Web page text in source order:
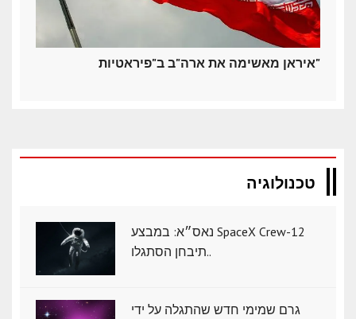
איראן מאשימה את ארה"ב ב"פיראטיות"
טכנולוגיה
נאס״א: במבצע SpaceX Crew-12
תיבחן הסתגלו..
גרם שמימי חדש שהתגלה על ידי